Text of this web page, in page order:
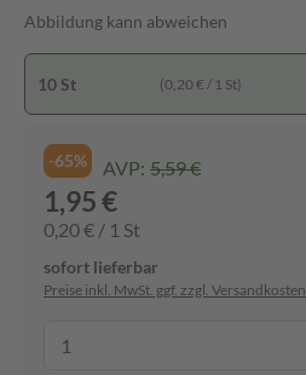
Abbildung kann abweichen
10 St (0,20 € / 1 St)
-65% AVP: 5,59 €
1,95 €
0,20 € / 1 St
sofort lieferbar
Preise inkl. MwSt. ggf. zzgl. Versandkosten